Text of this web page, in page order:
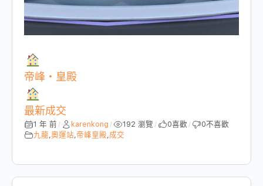
帝峰・皇殿
最新成交
1 年 前 / karenkong / 192 瀏覽 / 0喜歡 / 0不喜歡
九龍 奧運站 帝峰皇殿 成交